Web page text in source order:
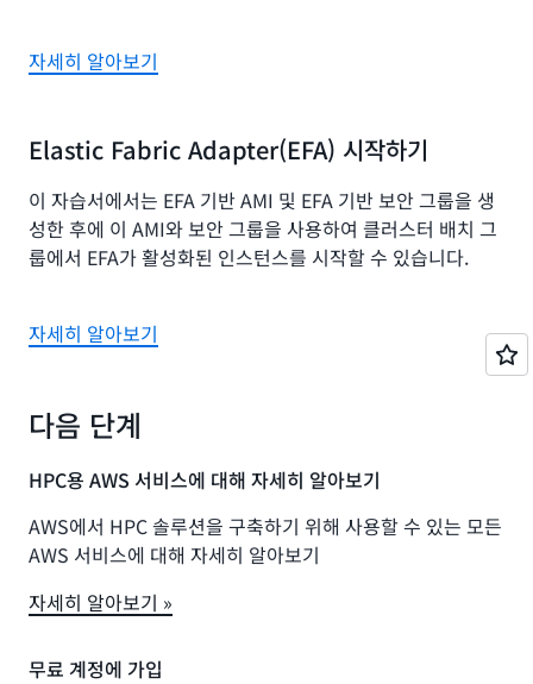
자세히 알아보기
Elastic Fabric Adapter(EFA) 시작하기
이 자습서에서는 EFA 기반 AMI 및 EFA 기반 보안 그룹을 생
성한 후에 이 AMI와 보안 그룹을 사용하여 클러스터 배치 그
룹에서 EFA가 활성화된 인스턴스를 시작할 수 있습니다.
자세히 알아보기
다음 단계
HPC용 AWS 서비스에 대해 자세히 알아보기
AWS에서 HPC 솔루션을 구축하기 위해 사용할 수 있는 모든
AWS 서비스에 대해 자세히 알아보기
자세히 알아보기 »
무료 계정에 가입